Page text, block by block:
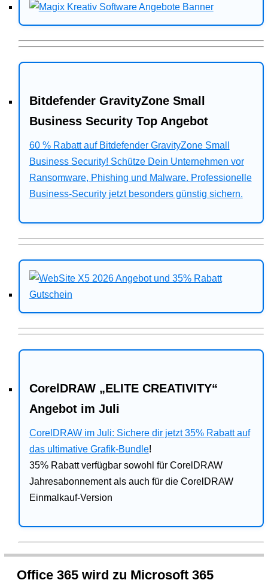
Bitdefender GravityZone Small
Business Security Top Angebot
60 % Rabatt auf Bitdefender GravityZone Small
Business Security! Schütze Dein Unternehmen vor
Ransomware, Phishing und Malware. Professionelle
Business-Security jetzt besonders günstig sichern.
CorelDRAW „ELITE CREATIVITY“
Angebot im Juli
CorelDRAW im Juli: Sichere dir jetzt 35% Rabatt auf
das ultimative Grafik-Bundle!
35% Rabatt verfügbar sowohl für CorelDRAW
Jahresabonnement als auch für die CorelDRAW
Einmalkauf-Version
Office 365 wird zu Microsoft 365